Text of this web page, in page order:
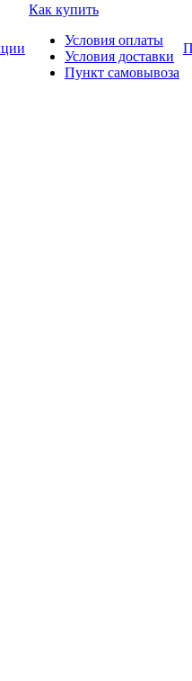
Как купить
Условия оплаты
Условия доставки
Пункт самовывоза